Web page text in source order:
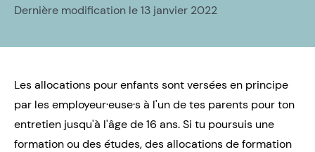
Dernière modification le 13 janvier 2022
Les allocations pour enfants sont versées en principe
par les employeur·euse·s à l'un de tes parents pour ton
entretien jusqu'à l'âge de 16 ans. Si tu poursuis une
formation ou des études, des allocations de formation